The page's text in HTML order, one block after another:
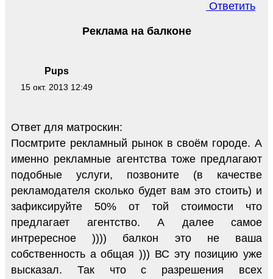
Ответить
Pups
15 окт. 2013 12:49
Реклама на балконе
Ответ для матроскин:
Посмтрите рекламный рынок в своём городе. А
именно рекламные агентства тоже предлагают
подобные услуги, позвоните (в качестве
рекламодателя сколько будет вам это стоить) и
зафиксируйте 50% от той стоимости что
предлагает агентство. А далее самое
интрересное )))) балкон это не ваша
собственность а общая ))) ВС эту позицию уже
высказал. Так что с разрешения всех